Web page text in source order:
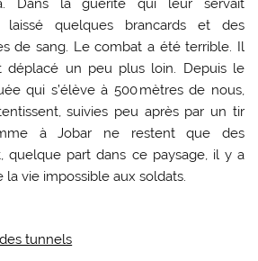
Dans la guérite qui leur servait
laissé quelques brancards et des
de sang. Le combat a été terrible. Il
déplacé un peu plus loin. Depuis le
qui s’élève à 500 mètres de nous,
suivies peu après par un tir
à Jobar ne restent que des
quelque part dans ce paysage, il y a
la vie impossible aux soldats.
tunnels